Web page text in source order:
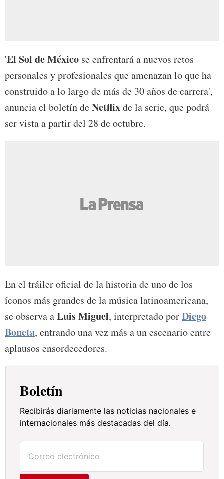
'El Sol de México se enfrentará a nuevos retos
personales y profesionales que amenazan lo que ha
construido a lo largo de más de 30 años de carrera',
anuncia el boletín deNetflixde la serie, que podrá
ser vista a partir del 28 de octubre.
En el tráiler oficial de la historia de uno de los
íconos más grandes de la música latinoamericana,
se observa aLuis Miguel, interpretado porDiego
Boneta, entrando una vez más a un escenario entre
aplausos ensordecedores.
Boletín
Recibirás diariamente las noticias nacionales e
internacionales más destacadas del día.